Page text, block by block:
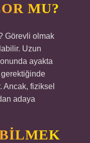
MU?
Görevli olmak
Uzun
ayakta
gerektiğinde
Ancak, fiziksel
adaya